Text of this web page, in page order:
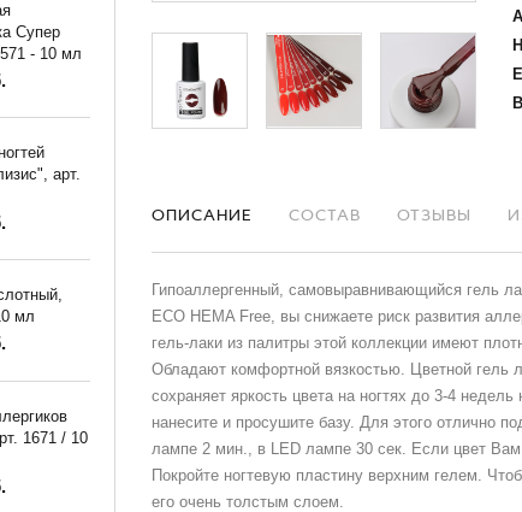
ОПИСАНИЕ СОСТАВ ОТЗЫВЫ
Гипоаллергенный, самовыравнивающийся гель
ECO HEMA Free, вы снижаете риск развития
гель-лаки из палитры этой коллекции имеют
Обладают комфортной вязкостью. Цветной гель
сохраняет яркость цвета на ногтях до 3-4
нанесите и просушите базу. Для этого отлично
лампе 2 мин., в LED лампе 30 сек. Если цвет
Покройте ногтевую пластину верхним гелем.
его очень толстым слоем.
Супер
- 10 мл
арт.
мл
1671 / 10